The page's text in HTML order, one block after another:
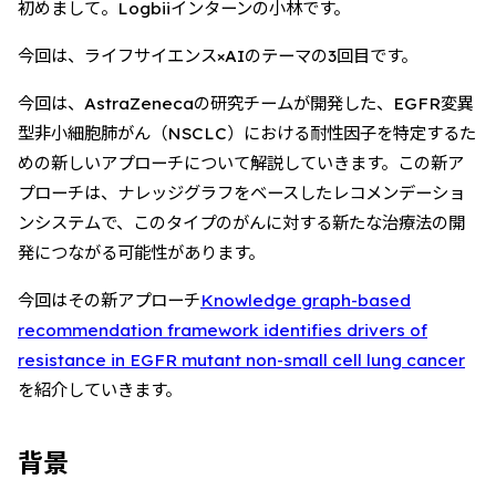
初めまして。Logbiiインターンの小林です。
今回は、ライフサイエンス×AIのテーマの3回目です。
今回は、AstraZenecaの研究チームが開発した、EGFR変異
型非小細胞肺がん（NSCLC）における耐性因子を特定するた
めの新しいアプローチについて解説していきます。この新ア
プローチは、ナレッジグラフをベースしたレコメンデーショ
ンシステムで、このタイプのがんに対する新たな治療法の開
発につながる可能性があります。
今回はその新アプローチKnowledge graph-based
recommendation framework identifies drivers of
resistance in EGFR mutant non-small cell lung cancer
を紹介していきます。
背景